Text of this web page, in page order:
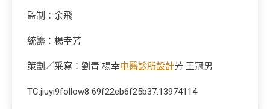
監制：余飛
統籌：楊幸芳
策劃／采寫：劉青 楊幸中醫診所設計芳 王冠男
TC:jiuyi9follow8 69f22eb6f25b37.13974114